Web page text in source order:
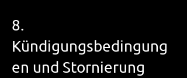
8.
Kündigungsbedingung
en und Stornierung